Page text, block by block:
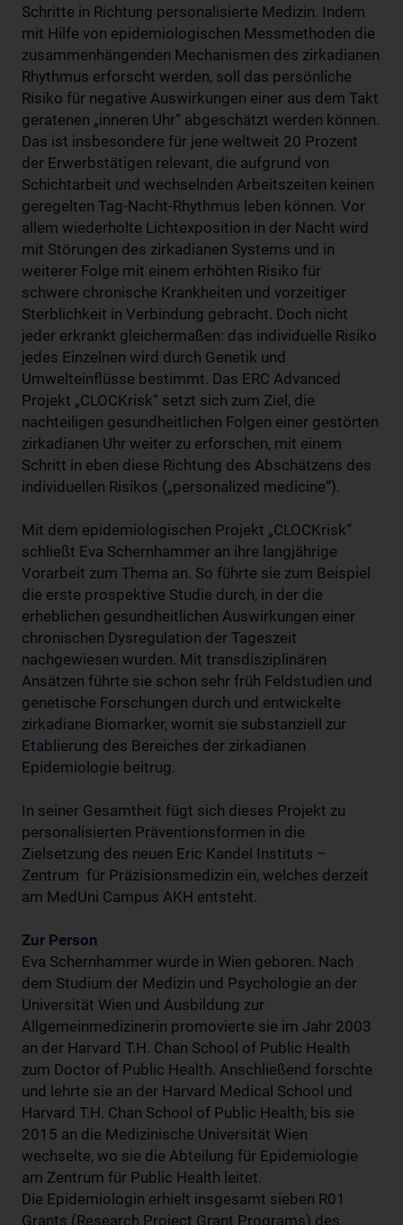
Schritte in Richtung personalisierte Medizin. Indem
mit Hilfe von epidemiologischen Messmethoden die
zusammenhängenden Mechanismen des zirkadianen
Rhythmus erforscht werden, soll das persönliche
Risiko für negative Auswirkungen einer aus dem Takt
geratenen „inneren Uhr“ abgeschätzt werden können.
Das ist insbesondere für jene weltweit 20 Prozent
der Erwerbstätigen relevant, die aufgrund von
Schichtarbeit und wechselnden Arbeitszeiten keinen
geregelten Tag-Nacht-Rhythmus leben können. Vor
allem wiederholte Lichtexposition in der Nacht wird
mit Störungen des zirkadianen Systems und in
weiterer Folge mit einem erhöhten Risiko für
schwere chronische Krankheiten und vorzeitiger
Sterblichkeit in Verbindung gebracht. Doch nicht
jeder erkrankt gleichermaßen: das individuelle Risiko
jedes Einzelnen wird durch Genetik und
Umwelteinflüsse bestimmt. Das ERC Advanced
Projekt „CLOCKrisk“ setzt sich zum Ziel, die
nachteiligen gesundheitlichen Folgen einer gestörten
zirkadianen Uhr weiter zu erforschen, mit einem
Schritt in eben diese Richtung des Abschätzens des
individuellen Risikos („personalized medicine“).
Mit dem epidemiologischen Projekt „CLOCKrisk“
schließt Eva Schernhammer an ihre langjährige
Vorarbeit zum Thema an. So führte sie zum Beispiel
die erste prospektive Studie durch, in der die
erheblichen gesundheitlichen Auswirkungen einer
chronischen Dysregulation der Tageszeit
nachgewiesen wurden. Mit transdisziplinären
Ansätzen führte sie schon sehr früh Feldstudien und
genetische Forschungen durch und entwickelte
zirkadiane Biomarker, womit sie substanziell zur
Etablierung des Bereiches der zirkadianen
Epidemiologie beitrug.
In seiner Gesamtheit fügt sich dieses Projekt zu
personalisierten Präventionsformen in die
Zielsetzung des neuen Eric Kandel Instituts –
Zentrum für Präzisionsmedizin ein, welches derzeit
am MedUni Campus AKH entsteht.
Zur Person
Eva Schernhammer wurde in Wien geboren. Nach
dem Studium der Medizin und Psychologie an der
Universität Wien und Ausbildung zur
Allgemeinmedizinerin promovierte sie im Jahr 2003
an der Harvard T.H. Chan School of Public Health
zum Doctor of Public Health. Anschließend forschte
und lehrte sie an der Harvard Medical School und
Harvard T.H. Chan School of Public Health, bis sie
2015 an die Medizinische Universität Wien
wechselte, wo sie die Abteilung für Epidemiologie
am Zentrum für Public Health leitet.
Die Epidemiologin erhielt insgesamt sieben R01
Grants (Research Project Grant Programs) des